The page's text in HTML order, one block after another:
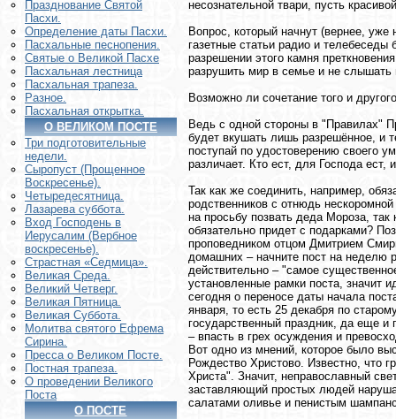
Празднование Святой
Пасхи.
Определение даты Пасхи.
Пасхальные песнопения.
Святые о Великой Пасхе
Пасхальная лестница
Пасхальная трапеза.
Разное.
Пасхальная открытка.
О ВЕЛИКОМ ПОСТЕ
Три подготовительные
недели.
Сыропуст (Прощенное
Воскресенье).
Четыредесятница.
Лазарева суббота.
Вход Господень в
Иерусалим (Вербное
воскресенье).
Страстная «Седмица».
Великая Среда.
Великий Четверг.
Великая Пятница.
Великая Суббота.
Молитва святого Ефрема
Сирина.
Пресса о Великом Посте.
Постная трапеза.
О проведении Великого
Поста
О ПОСТЕ
несознательной твари, пусть
Вопрос, который начнут (вернее,
газетные статьи радио и
разрешении этого камня
разрушить мир в семье и не
Возможно ли сочетание того и
Ведь с одной стороны в "Правилах"
будет вкушать лишь разрешённое, и
поступай по удостоверению своего
различает. Кто ест, для Господа ест,
Так как же соединить, например,
родственников с отнюдь
на просьбу позвать деда Мороза,
обязательно придет с подарками?
проповедником отцом Дмитрием
домашних – начните пост на неделю
действительно – "самое
установленные рамки поста, значит
сегодня о переносе даты начала
января, то есть 25 декабря по
государственный праздник, да еще
– впасть в грех осуждения и
Вот одно из мнений, которое было
Рождество Христово. Известно, что
Христа". Значит, неправославный
заставляющий простых людей
салатами оливье и пенистым